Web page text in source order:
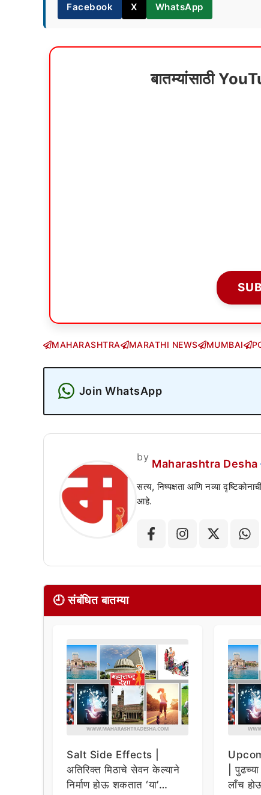
Facebook X WhatsApp
बातम्यांसाठी
MAHARASHTRA MARATHI NEWS MUMBAI
Join WhatsApp
by
Maharashtra Desha
सत्य, निष्पक्षता आणि नव्या
आहे.
🕘 संबंधित बातम्या
Salt Side Effects |
अतिरिक्त मिठाचे सेवन केल्याने
निर्माण होऊ शकतात ‘या’
|
लाँच